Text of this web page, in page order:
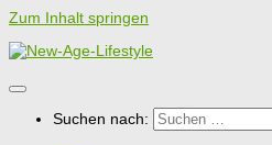
Zum Inhalt springen
Suchen nach: